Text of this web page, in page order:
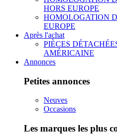
HORS EUROPE
HOMOLOGATION
EUROPE
Après l'achat
PIÈCES
AMÉRICAINE
Annonces
Petites annonces
Neuves
Occasions
Les marques les plus